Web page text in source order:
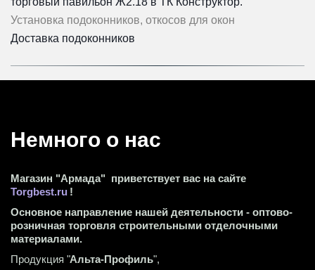
Установка подоконников, откосов для окон
Доставка подоконников
Немного о нас
Магазин "Армада"  приветствует вас на сайте
Torgbest.ru !
Основное направление нашей деятельности - оптово-
розничная торговля строительными отделочными
материалами.
Продукция "Альта-Профиль",